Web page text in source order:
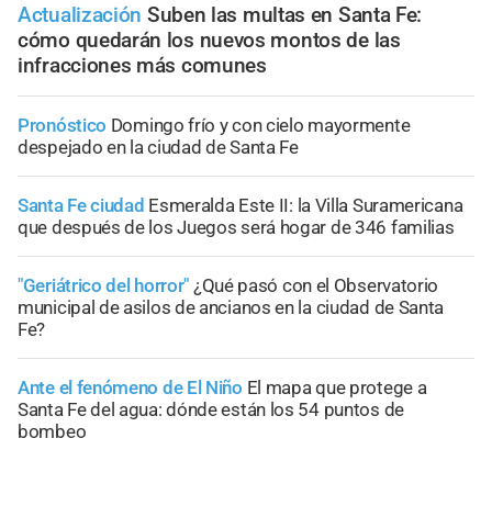
Actualización Suben las multas en Santa Fe:
cómo quedarán los nuevos montos de las
infracciones más comunes
Pronóstico Domingo frío y con cielo mayormente
despejado en la ciudad de Santa Fe
Santa Fe ciudad Esmeralda Este II: la Villa Suramericana
que después de los Juegos será hogar de 346 familias
"Geriátrico del horror" ¿Qué pasó con el Observatorio
municipal de asilos de ancianos en la ciudad de Santa
Fe?
Ante el fenómeno de El Niño El mapa que protege a
Santa Fe del agua: dónde están los 54 puntos de
bombeo